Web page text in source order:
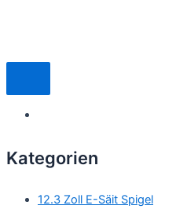
Kategorien
12.3 Zoll E-Säit Spigel